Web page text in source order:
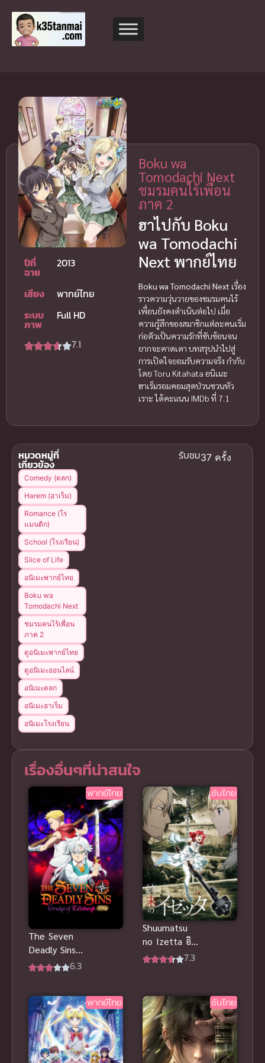
ปีที่
ฉาย
2013
เสียง
พากย์ไทย
ระบบ
ภาพ
Full HD
7.1
Boku wa
Tomodachi Next
ชมรมคนไร้เพื่อน
ภาค 2
ฮาไปกับ Boku
wa Tomodachi
Next พากย์ไทย
Boku wa Tomodachi Next เรื่อง
ราวความวุ่นวายของชมรมคนไร้
เพื่อนยังคงดำเนินต่อไป เมื่อ
ความรู้สึกของสมาชิกแต่ละคนเริ่ม
ก่อตัวเป็นความรักที่ซับซ้อนจน
ยากจะคาดเดา บทสรุปนำไปสู่
การเปิดใจยอมรับความจริง กำกับ
โดย Toru Kitahata อนิเมะ
ฮาเร็มรอมคอมสุดป่วนชวนหัว
เราะ ได้คะแนน IMDb ที่ 7.1
รับชม37 ครั้ง
หมวดหมู่ที่
เกี่ยวข้อง
Comedy (ตลก)
Harem (ฮาเร็ม)
Romance (โร
แมนติก)
School (โรงเรียน)
Slice of Life
อนิเมะพากย์ไทย
Boku wa
Tomodachi Next
ชมรมคนไร้เพื่อน
ภาค 2
ดูอนิเมะพากย์ไทย
ดูอนิเมะออนไลน์
อนิเมะตลก
อนิเมะฮาเร็ม
อนิเมะโรงเรียน
เรื่องอื่นๆที่น่าสนใจ
พากย์ไทย
The Seven
Deadly Sins
แค้น 2 พากย์
อัศวินภาคใหม่
มัน
6.3
ซับไทย
Shuumatsu
no Izetta อิ
เซ้ตตา แม่มด
7.3
พากย์ไทย ซับไทย